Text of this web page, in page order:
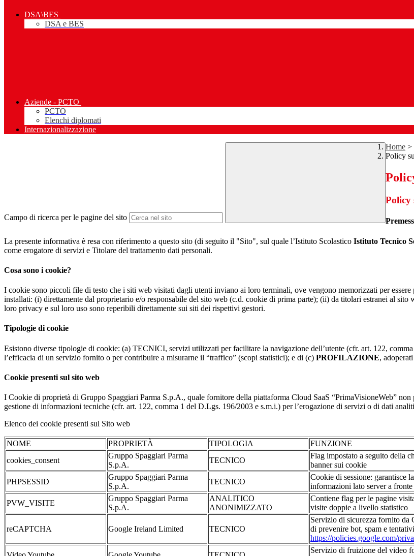
DSA\BES
DSA e BES
Aziende - PCTO
PCTO
Elenchi diplomati
Internazionalizzazione
Campo di ricerca per le pagine del sito
Home >
Policy
Policy
La presente informativa è resa con riferimento a questo sito (di seguito il "Sito", sul quale l’Istituto Scolastico Istituto Tecnico
come erogatore di servizi e Titolare del trattamento dati personali.
Cosa sono i cookie?
I cookie sono piccoli file di testo che i siti web visitati dagli utenti inviano ai loro terminali, ove vengono memorizzati per essere
installati: (i) direttamente dal proprietario e/o responsabile del sito web (c.d. cookie di prima parte); (ii) da titolari estranei al
loro privacy e sul loro uso sono reperibili direttamente sui siti dei rispettivi gestori.
Tipologie di cookie
Esistono diverse tipologie di cookie: (a) TECNICI, servizi utilizzati per facilitare la navigazione dell’utente (cfr. art. 122,
l’efficacia di un servizio fornito o per contribuire a misurarne il “traffico” (scopi statistici); e di (c) PROFILAZIONE,
Cookie presenti sul sito web
I Cookie di proprietà di Gruppo Spaggiari Parma S.p.A., quale fornitore della piattaforma Cloud SaaS “PrimaVisioneWeb”
gestione di informazioni tecniche (cfr. art. 122, comma 1 del D.Lgs. 196/2003 e s.m.i.) per l’erogazione di servizi o di dati
Elenco dei cookie presenti sul Sito web
NOME PROPRIETÀ TIPOLOGIA FUNZIONE
cookies_consent
Gruppo Spaggiari Parma
S.p.A.
TECNICO
Flag impostato a seguito della
banner sui cookie
PHPSESSID
Gruppo Spaggiari Parma
S.p.A.
TECNICO
Cookie di sessione: garantisce
informazioni lato server a
PVW_VISITE
Gruppo Spaggiari Parma
S.p.A.
ANALITICO
ANONIMIZZATO
Contiene flag per le pagine
visite doppie a livello statistico
reCAPTCHA Google Ireland Limited TECNICO
Servizio di sicurezza fornito
di prevenire bot, spam e
https://policies.google.com/
Servizio di fruizione del video